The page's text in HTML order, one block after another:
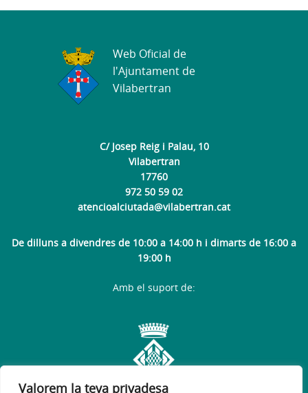
Valorem la teva privadesa
C/ Josep Reig i Palau, 10
Vilabertran
17760
972 50 59 02
atencioalciutada@vilabertran.cat
De dilluns a divendres de 10:00 a 14:00 h i dimarts de 16:00 a
19:00 h
Web Oficial de
l'Ajuntament de
Vilabertran
Amb el suport de: